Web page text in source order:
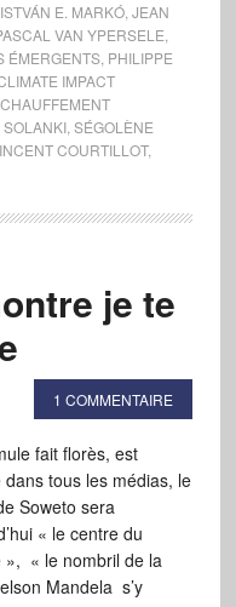
ISTVÁN E. MARKÓ, JEAN
VAN YPERSELE
ÉMERGENTS, PHILIPPE
IMPACT
SOLANKI, SÉGOLÈNE
COURTILLOT,
je te
1 COMMENTAIRE
fait florès, est
dans tous les médias, le
Soweto sera
« le centre du
», « le nombril de la
Mandela s’y